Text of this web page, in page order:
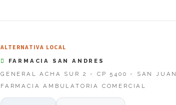
ALTERNATIVA LOCAL
FARMACIA SAN ANDRES
GENERAL ACHA SUR 2 - CP 5400 - SAN JUAN
FARMACIA AMBULATORIA COMERCIAL